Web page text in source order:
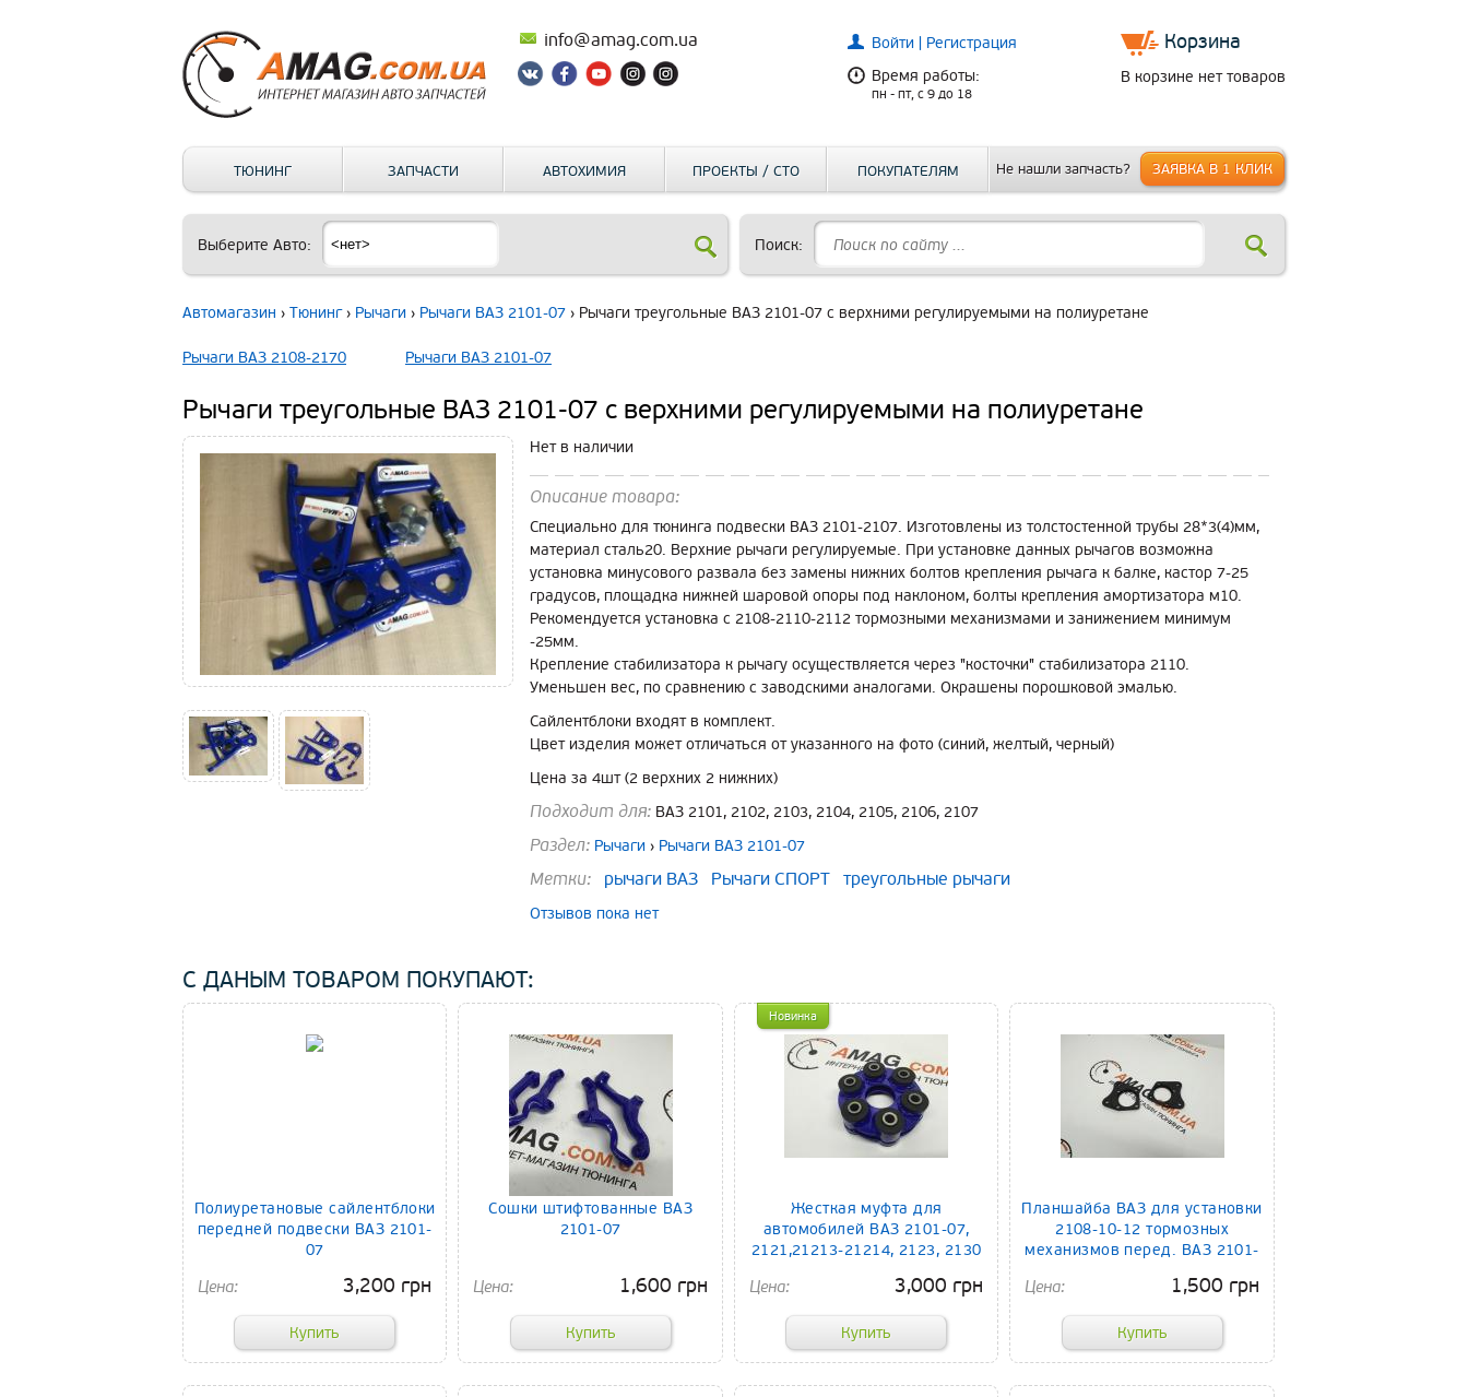
info@amag.com.ua Войти | Регистрация
Время работы:
пн - пт, c 9 до 18
Корзина
В корзине нет товаров
ТЮНИНГ ЗАПЧАСТИ АВТОХИМИЯ ПРОЕКТЫ / СТО ПОКУПАТЕЛЯМ Не нашли запчасть? ЗАЯВКА В 1 КЛИК
Выберите Авто: Поиск:
Автомагазин › Тюнинг› Рычаги › Рычаги ВАЗ 2101-07 › Рычаги треугольные ВАЗ 2101-07 с верхними регулируемыми на полиуретане
Рычаги ВАЗ 2108-2170 Рычаги ВАЗ 2101-07
Рычаги треугольные ВАЗ 2101-07 с верхними регулируемыми на полиуретане
Нет в наличии
Описание товара:
Специально для тюнинга подвески ВАЗ 2101-2107. Изготовлены из толстостенной трубы 28*3(4)мм,
материал сталь20. Верхние рычаги регулируемые. При установке данных рычагов возможна
установка минусового развала без замены нижних болтов крепления рычага к балке, кастор 7-25
градусов, площадка нижней шаровой опоры под наклоном, болты крепления амортизатора м10.
Рекомендуется установка с 2108-2110-2112 тормозными механизмами и занижением минимум
-25мм.
Крепление стабилизатора к рычагу осуществляется через "косточки" стабилизатора 2110.
Уменьшен вес, по сравнению с заводскими аналогами. Окрашены порошковой эмалью.
Сайлентблоки входят в комплект.
Цвет изделия может отличаться от указанного на фото (синий, желтый, черный)
Цена за 4шт (2 верхних 2 нижних)
Подходит для: ВАЗ 2101, 2102, 2103, 2104, 2105, 2106, 2107
Раздел: Рычаги › Рычаги ВАЗ 2101-07
Метки: рычаги ВАЗ Рычаги СПОРТ треугольные рычаги
Отзывов пока нет
С ДАНЫМ ТОВАРОМ ПОКУПАЮТ:
Полиуретановые сайлентблоки
передней подвески ВАЗ 2101-
07
3,200 грн
Сошки штифтованные ВАЗ
2101-07
1,600 грн
Новинка
Жесткая муфта для
автомобилей ВАЗ 2101-07,
2121,21213-21214, 2123, 2130
3,000 грн
Планшайба ВАЗ для установки
2108-10-12 тормозных
механизмов перед. ВАЗ 2101-
1,500 грн